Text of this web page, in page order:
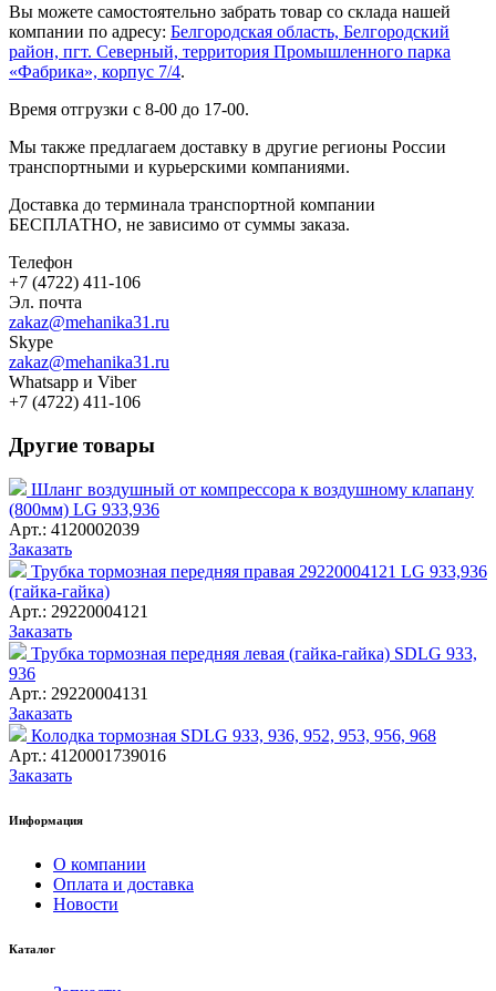
Вы можете самостоятельно забрать товар со склада нашей
компании по адресу: Белгородская область, Белгородский
район, пгт. Северный, территория Промышленного парка
«Фабрика», корпус 7/4.
Время отгрузки с 8-00 до 17-00.
Мы также предлагаем доставку в другие регионы России
транспортными и курьерскими компаниями.
Доставка до терминала транспортной компании
БЕСПЛАТНО, не зависимо от суммы заказа.
Телефон
+7 (4722) 411-106
Эл. почта
zakaz@mehanika31.ru
Skype
zakaz@mehanika31.ru
Whatsapp и Viber
+7 (4722) 411-106
Другие товары
Шланг воздушный от компрессора к воздушному клапану
(800мм) LG 933,936
Арт.: 4120002039
Заказать
Трубка тормозная передняя правая 29220004121 LG 933,936
(гайка-гайка)
Арт.: 29220004121
Заказать
Трубка тормозная передняя левая (гайка-гайка) SDLG 933,
936
Арт.: 29220004131
Заказать
Колодка тормозная SDLG 933, 936, 952, 953, 956, 968
Арт.: 4120001739016
Заказать
Информация
О компании
Оплата и доставка
Новости
Каталог